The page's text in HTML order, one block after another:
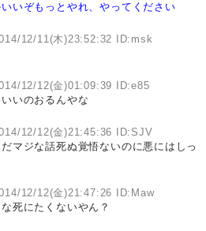
いいぞもっとやれ、やってください
12/11(木)23:52:32 ID:msk
12/12(金)01:09:39 ID:e85
いのおるんやな
12/12(金)21:45:36 ID:SJV
マジな話死ぬ覚悟ないのに悪にはしっ
12/12(金)21:47:26 ID:Maw
死にたくないやん？